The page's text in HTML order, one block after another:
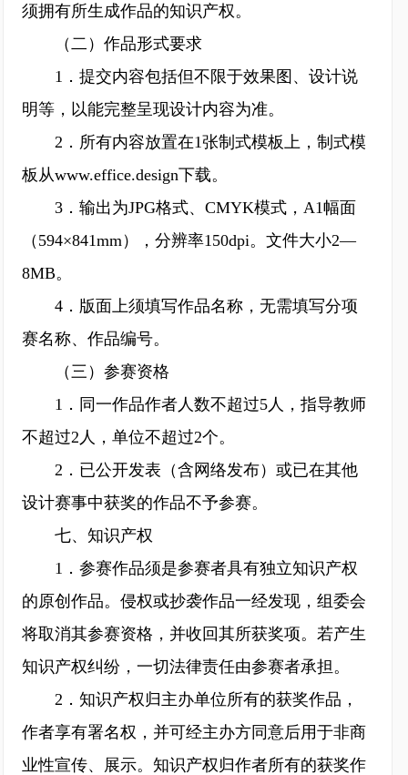
须拥有所生成作品的知识产权。
（二）作品形式要求
1．提交内容包括但不限于效果图、设计说
明等，以能完整呈现设计内容为准。
2．所有内容放置在1张制式模板上，制式模
板从www.effice.design下载。
3．输出为JPG格式、CMYK模式，A1幅面
（594×841mm），分辨率150dpi。文件大小2—
8MB。
4．版面上须填写作品名称，无需填写分项
赛名称、作品编号。
（三）参赛资格
1．同一作品作者人数不超过5人，指导教师
不超过2人，单位不超过2个。
2．已公开发表（含网络发布）或已在其他
设计赛事中获奖的作品不予参赛。
七、知识产权
1．参赛作品须是参赛者具有独立知识产权
的原创作品。侵权或抄袭作品一经发现，组委会
将取消其参赛资格，并收回其所获奖项。若产生
知识产权纠纷，一切法律责任由参赛者承担。
2．知识产权归主办单位所有的获奖作品，
作者享有署名权，并可经主办方同意后用于非商
业性宣传、展示。知识产权归作者所有的获奖作